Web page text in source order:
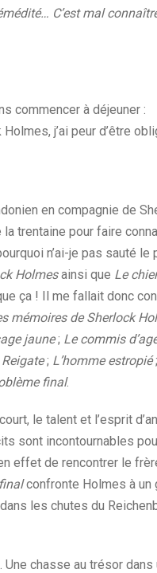
C’est mal
commencer à déjeuner :
j’ai peur d’être
en compagnie de
trentaine pour faire
n’ai-je pas sauté le
Holmesainsi que Le
ça ! Il me fallait donc
mémoires de Sherlock
jaune; Le commis
; L’homme estropié;
final.
le talent et l’esprit
sont incontournables
effet de rencontrer le
confronte Holmes à un
les chutes du
chasse au trésor